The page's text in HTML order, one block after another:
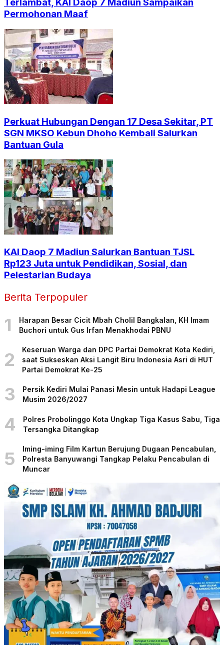
Terlambat, KAI Daop 7 Madiun Sampaikan
Permohonan Maaf
Perkuat Hubungan Dengan 17 Desa Sekitar, PT
SGN MKSO Kebun Dhoho Kembali Salurkan
Bantuan Gula
KAI Daop 7 Madiun Salurkan Bantuan TJSL
Rp123 Juta untuk Pendidikan, Sosial, dan
Pelestarian Budaya
Berita Terpopuler
1
Harapan Besar Cicit Mbah Cholil Bangkalan, KH Imam
Buchori untuk Gus Irfan Menakhodai PBNU
2
Keseruan Warga dan DPC Partai Demokrat Kota Kediri,
saat Sukseskan Aksi Langit Biru Indonesia Asri di HUT
Partai Demokrat Ke-25
3
Persik Kediri Mulai Panasi Mesin untuk Hadapi League
Musim 2026/2027
4
Polres Probolinggo Kota Ungkap Tiga Kasus Sabu, Tiga
Tersangka Ditangkap
5
Iming-iming Film Kartun Berujung Dugaan Pencabulan,
Polresta Banyuwangi Tangkap Pelaku Pencabulan di
Muncar